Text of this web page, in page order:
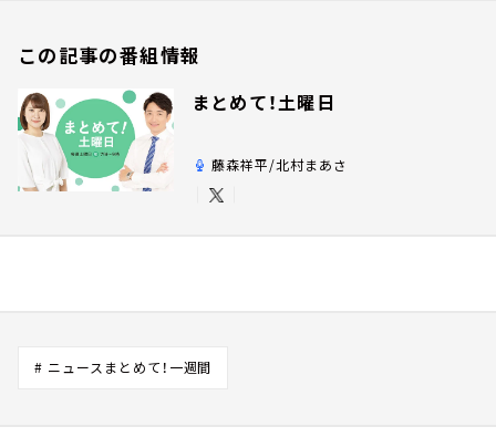
この記事の番組情報
まとめて！土曜日
藤森祥平/北村まあさ
# ニュースまとめて！一週間